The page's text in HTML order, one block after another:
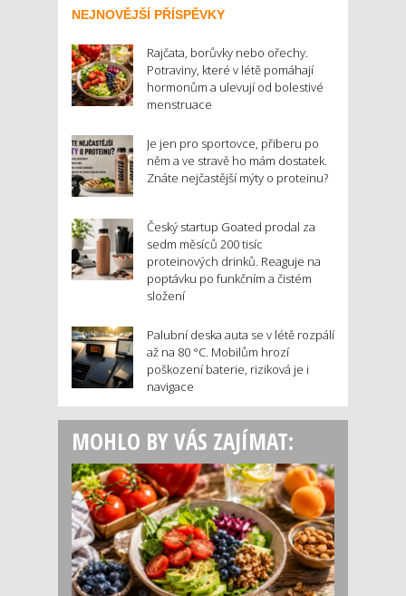
NEJNOVĚJŠÍ PŘÍSPĚVKY
Rajčata, borůvky nebo ořechy.
Potraviny, které v létě pomáhají
hormonům a ulevují od bolestivé
menstruace
Je jen pro sportovce, přiberu po
něm a ve stravě ho mám dostatek.
Znáte nejčastější mýty o proteinu?
Český startup Goated prodal za
sedm měsíců 200 tisíc
proteinových drinků. Reaguje na
poptávku po funkčním a čistém
složení
Palubní deska auta se v létě rozpálí
až na 80 °C. Mobilům hrozí
poškození baterie, riziková je i
navigace
MOHLO BY VÁS ZAJÍMAT: